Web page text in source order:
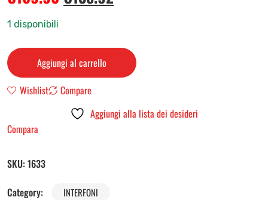
1 disponibili
Aggiungi al carrello
Wishlist
Compare
Aggiungi alla lista dei desideri
Compara
SKU: 1633
Category:
INTERFONI